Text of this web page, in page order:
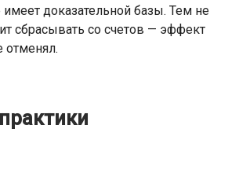
имеет доказательной базы. Тем не
сбрасывать со счетов — эффект
отменял.